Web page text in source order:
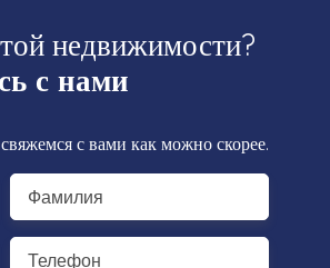
недвижимости?
с нами
с вами как можно скорее.
Фамилия
Телефон